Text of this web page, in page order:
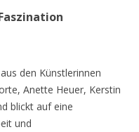
den Künstlerinnen
Anette Heuer, Kerstin
blickt auf eine
und